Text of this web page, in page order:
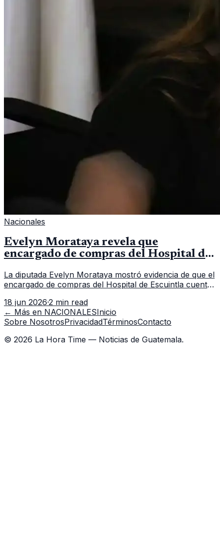
Nacionales
Evelyn Morataya revela que
encargado de compras del Hospital de
La diputada Evelyn Morataya mostró evidencia de que el
encargado de compras del Hospital de Escuintla cuenta
capacitación en la capital.
18 jun 2026·2 min read
← Más en NACIONALESInicio
Sobre NosotrosPrivacidadTérminosContacto
© 2026 La Hora Time — Noticias de Guatemala.